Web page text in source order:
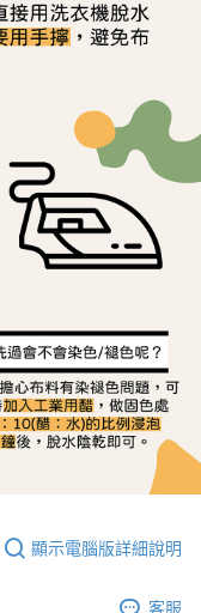
度並採取法律行動。
顯示電腦版詳細說明
客服